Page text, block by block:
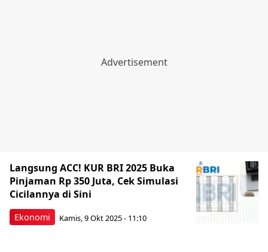
Ekonomi
Langsung ACC! KUR BRI 2025 Buka
Pinjaman Rp 350 Juta, Cek Simulasi
Cicilannya di Sini
Kamis, 9 Okt 2025 - 11:10